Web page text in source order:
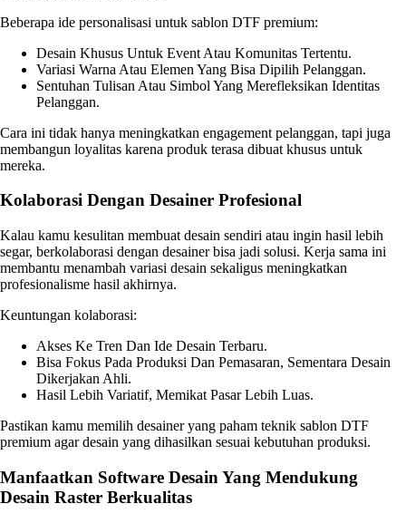
Beberapa ide personalisasi untuk sablon DTF premium:
Desain Khusus Untuk Event Atau Komunitas Tertentu.
Variasi Warna Atau Elemen Yang Bisa Dipilih Pelanggan.
Sentuhan Tulisan Atau Simbol Yang Merefleksikan Identitas
Pelanggan.
Cara ini tidak hanya meningkatkan engagement pelanggan, tapi juga
membangun loyalitas karena produk terasa dibuat khusus untuk
mereka.
Kolaborasi Dengan Desainer Profesional
Kalau kamu kesulitan membuat desain sendiri atau ingin hasil lebih
segar, berkolaborasi dengan desainer bisa jadi solusi. Kerja sama ini
membantu menambah variasi desain sekaligus meningkatkan
profesionalisme hasil akhirnya.
Keuntungan kolaborasi:
Akses Ke Tren Dan Ide Desain Terbaru.
Bisa Fokus Pada Produksi Dan Pemasaran, Sementara Desain
Dikerjakan Ahli.
Hasil Lebih Variatif, Memikat Pasar Lebih Luas.
Pastikan kamu memilih desainer yang paham teknik sablon DTF
premium agar desain yang dihasilkan sesuai kebutuhan produksi.
Manfaatkan Software Desain Yang Mendukung
Desain Raster Berkualitas